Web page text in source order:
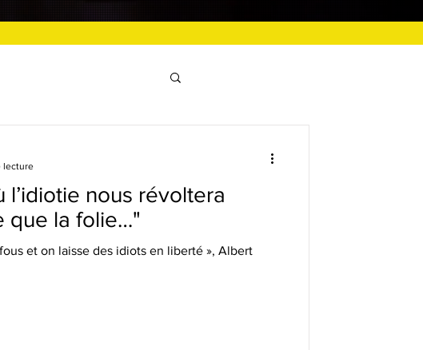
l’idiotie nous révoltera
que la folie…"
et on laisse des idiots en liberté », Albert
lecture